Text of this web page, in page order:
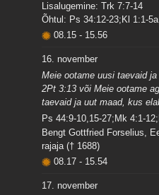
Lisalugemine: Trk 7:7-14
Õhtul: Ps 34:12-23;Kl 1:1-
08.15- 15.56
16. november
Meie ootame uusi taevaid
2Pt 3:13 või Meie ootame
taevaid ja uut maad, kus
Ps 44:9-10,15-27;Mk 4:1-
Bengt Gottfried Forselius,
rajaja († 1688)
08.17- 15.54
17. november